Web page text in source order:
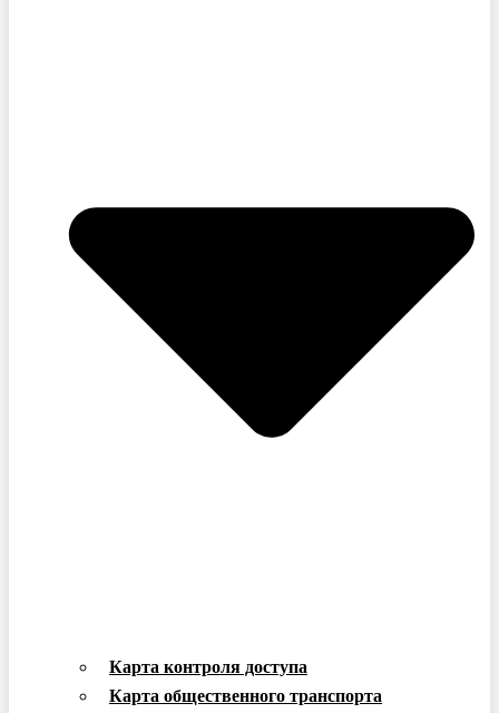
Карта контроля доступа
Карта общественного транспорта